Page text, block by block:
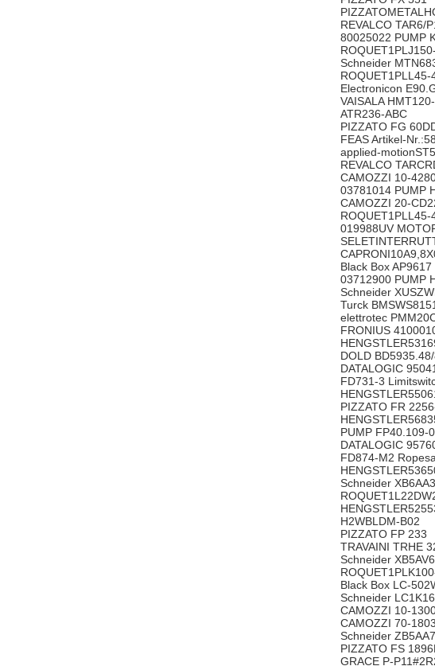
REVALCO TAR6/
80025022 PUMP
Schneider
Electronicon
VAISALA
ATR236-ABC
PIZZATO FG
FEAS Artikel-
applied-
REVALCO
CAMOZZI 10-
03781014 PUMP
CAMOZZI 20-
019988UV
Black Box
03712900 PUMP
Schneider
Turck
elettrotec
FRONIUS
DOLD
DATALOGIC
FD731-3
PIZZATO FR
PUMP
DATALOGIC
FD874-M2
Schneider
H2WBLDM-B02
PIZZATO FP 233
TRAVAINI TRHE
Schneider
Black Box LC-
Schneider
CAMOZZI 10-
CAMOZZI 70-
Schneider
PIZZATO FS
GRACE P-